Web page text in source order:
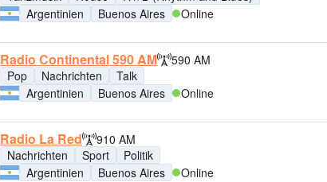
Argentinien
Buenos Aires Online
Radio Continental 590 AM
590 AM
Pop
Nachrichten
Talk
Argentinien
Buenos Aires Online
Radio La Red
910 AM
Nachrichten
Sport
Politik
Argentinien
Buenos Aires Online